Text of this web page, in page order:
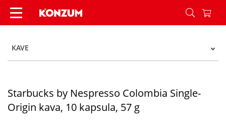
Starbucks by Nespresso Colombia Single-Origin
KAVE
Starbucks by Nespresso Colombia Single-
Origin kava, 10 kapsula, 57 g